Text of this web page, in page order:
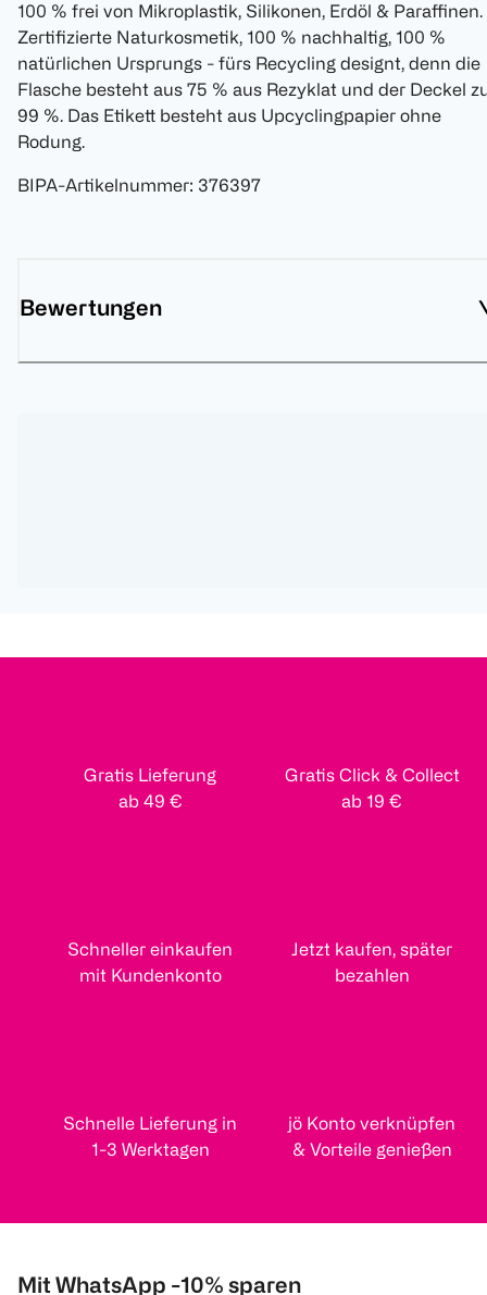
100 % frei von Mikroplastik, Silikonen, Erdöl & Paraffinen.
Zertifizierte Naturkosmetik, 100 % nachhaltig, 100 %
natürlichen Ursprungs - fürs Recycling designt, denn die
Flasche besteht aus 75 % aus Rezyklat und der Deckel
99 %. Das Etikett besteht aus Upcyclingpapier ohne
Rodung.
BIPA-Artikelnummer: 376397
Bewertungen
Gratis Lieferung
ab 49 €
Gratis Click & Collect
ab 19 €
Schneller einkaufen
mit Kundenkonto
Jetzt kaufen, später
bezahlen
Schnelle Lieferung in
1-3 Werktagen
jö Konto verknüpfen
& Vorteile genießen
Mit WhatsApp -10% sparen